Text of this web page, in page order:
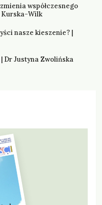
współczesnego
Kurska-Wilk
nasze kieszenie? |
Dr Justyna Zwolińska